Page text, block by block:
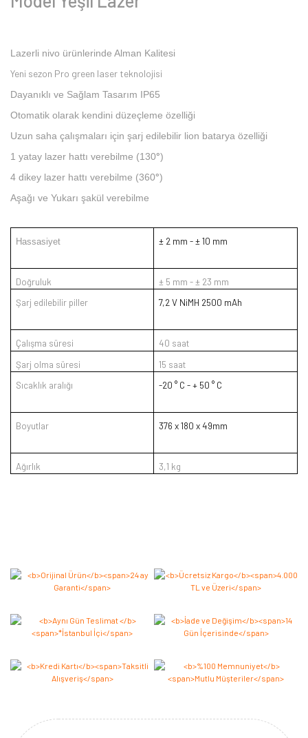
Lazerli nivo ürünlerinde Alman Kalitesi
Yeni sezon Pro green laser teknolojisi
Dayanıklı ve Sağlam Tasarım IP65
Otomatik olarak kendini düzeçleme özelliği
Uzun saha çalışmaları için şarj edilebilir lion batarya özelliği
1 yatay lazer hattı verebilme (130°)
4 dikey lazer hattı verebilme (360°)
Aşağı ve Yukarı şakül verebilme
Hassasiyet ± 2 mm - ± 10 mm
Doğruluk
± 5 mm - ± 23 mm
Şarj edilebilir piller
7,2 V NiMH 2500 mAh
Çalışma süresi
40 saat
Şarj olma süresi
15 saat
Sıcaklık aralığı
-20 ° C - + 50 ° C
Boyutlar 376 x 180 x 49mm
Ağırlık 3,1 kg